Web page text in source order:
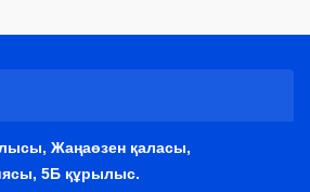
Жаңаөзен қаласы,
5Б құрылыс.